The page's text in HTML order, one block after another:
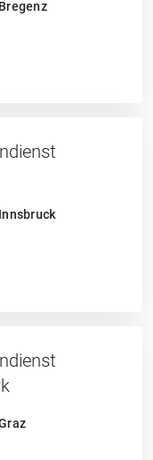
Bregenz
Innsbruck